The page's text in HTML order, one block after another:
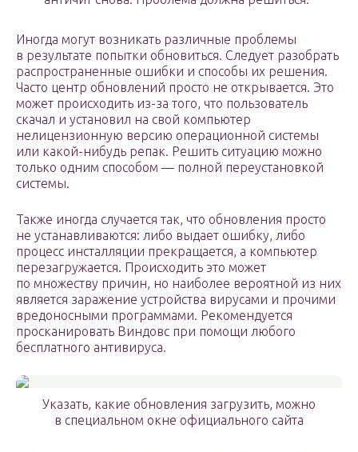
Иногда могут возникать различные проблемы
в результате попытки обновиться. Следует разобрать
распространенные ошибки и способы их решения.
Часто центр обновлений просто не открывается. Это
может происходить из-за того, что пользователь
скачал и установил на свой компьютер
нелицензионную версию операционной системы
или какой-нибудь репак. Решить ситуацию можно
только одним способом — полной переустановкой
системы.
Также иногда случается так, что обновления просто
не устанавливаются: либо выдает ошибку, либо
процесс инсталляции прекращается, а компьютер
перезагружается. Происходить это может
по множеству причин, но наиболее вероятной из них
является заражение устройства вирусами и прочими
вредоносными программами. Рекомендуется
просканировать Виндовс при помощи любого
бесплатного антивируса.
Указать, какие обновления загрузить, можно
в специальном окне официального сайта